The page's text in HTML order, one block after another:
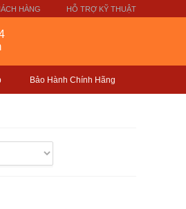
HÀNG HỖ TRỢ KỸ THUẬT
Bảo Hành Chính Hãng